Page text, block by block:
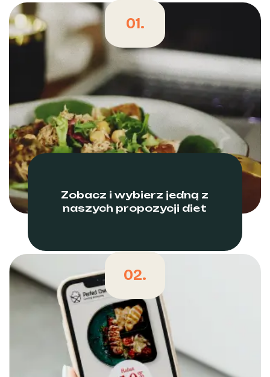
01.
Zobacz i wybierz jedną z
naszych propozycji diet
02.